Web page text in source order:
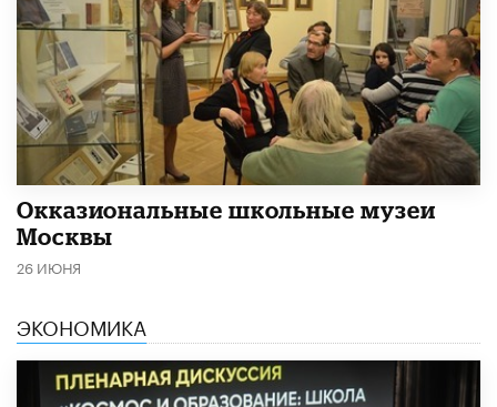
​Окказиональные школьные музеи
Москвы
26 ИЮНЯ
ЭКОНОМИКА